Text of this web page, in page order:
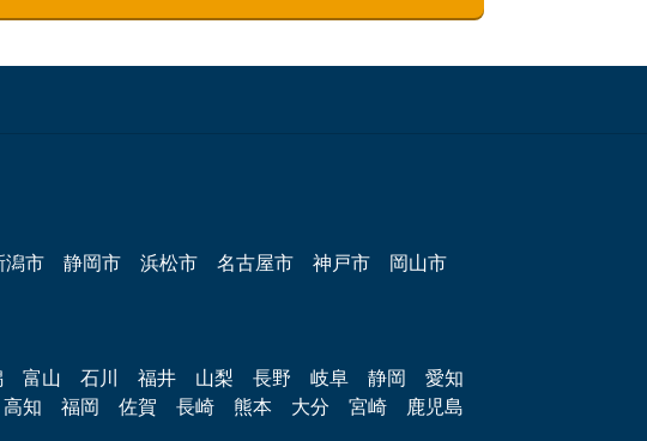
潟市 静岡市 浜松市 名古屋市 神戸市
岡山市
富山 石川 福井 山梨 長野 岐阜 静岡
愛知
高知 福岡 佐賀 長崎 熊本 大分 宮崎
鹿児島